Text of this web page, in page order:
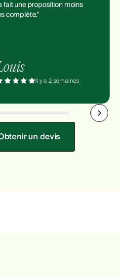
fait une proposition moins
complète."
Il y a 2 semaines
un devis